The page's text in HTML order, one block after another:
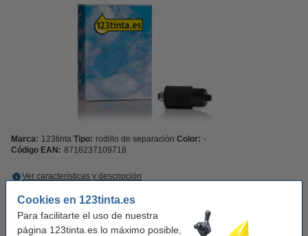
Cookies en 123tinta.es
Para facilitarte el uso de nuestra
página 123tinta.es lo máximo posible,
Marca: 123tinta Tipo: rodillo de separación Color: -
Código EAN: 8718237109718
Ver características y descripción
Comprar